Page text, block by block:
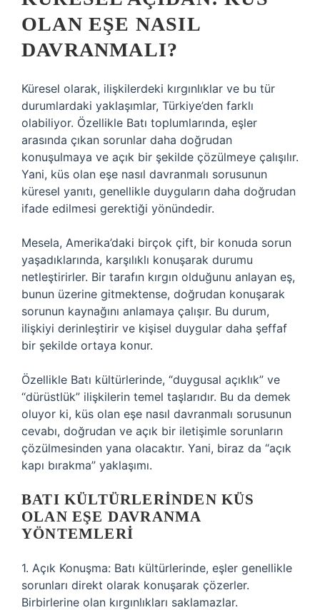
OLAN EŞE NASIL
DAVRANMALI?
Küresel olarak, ilişkilerdeki kırgınlıklar ve bu tür
durumlardaki yaklaşımlar, Türkiye’den farklı
olabiliyor. Özellikle Batı toplumlarında, eşler
arasında çıkan sorunlar daha doğrudan
konuşulmaya ve açık bir şekilde çözülmeye çalışılır.
Yani, küs olan eşe nasıl davranmalı sorusunun
küresel yanıtı, genellikle duyguların daha doğrudan
ifade edilmesi gerektiği yönündedir.
Mesela, Amerika’daki birçok çift, bir konuda sorun
yaşadıklarında, karşılıklı konuşarak durumu
netleştirirler. Bir tarafın kırgın olduğunu anlayan eş,
bunun üzerine gitmektense, doğrudan konuşarak
sorunun kaynağını anlamaya çalışır. Bu durum,
ilişkiyi derinleştirir ve kişisel duygular daha şeffaf
bir şekilde ortaya konur.
Özellikle Batı kültürlerinde, “duygusal açıklık” ve
“dürüstlük” ilişkilerin temel taşlarıdır. Bu da demek
oluyor ki, küs olan eşe nasıl davranmalı sorusunun
cevabı, doğrudan ve açık bir iletişimle sorunların
çözülmesinden yana olacaktır. Yani, biraz da “açık
kapı bırakma” yaklaşımı.
BATI KÜLTÜRLERINDEN KÜS
OLAN EŞE DAVRANMA
YÖNTEMLERI
1. Açık Konuşma: Batı kültürlerinde, eşler genellikle
sorunları direkt olarak konuşarak çözerler.
Birbirlerine olan kırgınlıkları saklamazlar.